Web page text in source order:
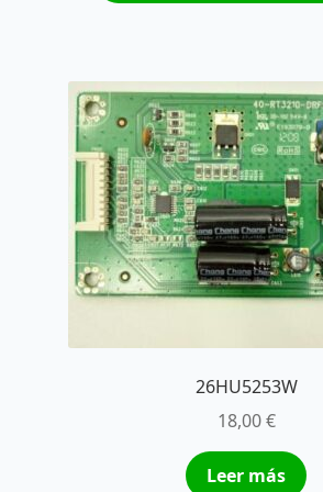
26HU5253W
18,00€
Leer más